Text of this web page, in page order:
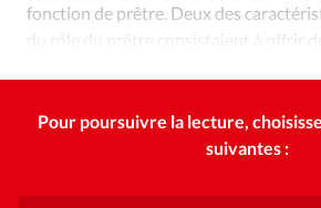
Dossier
Eglises Foi
Société
Tour du monde des Eglises
Vécu
Vie Intérieure
fonction de prêtre. Deux des
du rôle du prêtre consistaient à offrir
Pour poursuivre la lecture,
suivantes :